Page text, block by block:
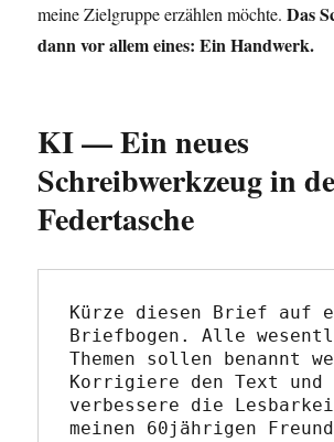
mei­ne Ziel­grup­pe erzäh­len möch­te.Das
dann vor allem eines: Ein Handwerk.
KI — Ein neues
Schreibwerkzeug in
Federtasche
Kürze diesen Brief auf
Briefbogen. Alle
Themen sollen benannt
Korrigiere den Text und
verbessere die
meinen 60jährigen